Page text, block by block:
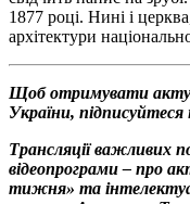
1877 році. Нині і
архітектури
Щоб отримувати
України,
Трансляції важливих
відеопрограми – про
тижня» та